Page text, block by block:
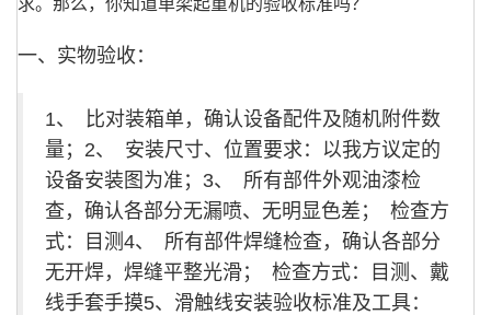
一、实物验收：
1、 比对装箱单，确认设备配件及随机附件数
量；2、 安装尺寸、位置要求：以我方议定的
设备安装图为准；3、 所有部件外观油漆检
查，确认各部分无漏喷、无明显色差； 检查方
式：目测4、 所有部件焊缝检查，确认各部分
无开焊，焊缝平整光滑； 检查方式：目测、戴
线手套手摸5、滑触线安装验收标准及工具：